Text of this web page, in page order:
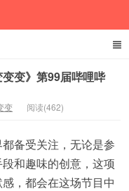
变》第99届哔哩哔
变 阅读(462)
备受关注，无论是参
和趣味的创意，这项
，都会在这场节目中